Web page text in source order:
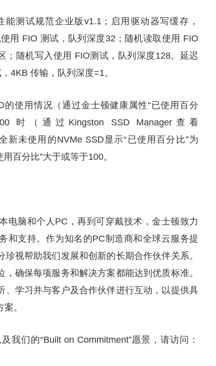
测试规范企业版v1.1；启用驱动器写缓存，
用 FIO 测试，队列深度32；随机读取使用 FIO
；随机写入使用 FIO测试，队列深度128。延迟
4KB 传输，队列深度=1。
使用情况（通过金士顿健康属性“已使用百分
时（通过Kingston SSD Manager查看
新未使用的NVMe SSD显示“已使用百分比”为
百分比”大于或等于100。
电脑和个人PC，再到可穿戴技术，金士顿致力
和支持。作为知名的PC制造商和全球云服务提
视帮助我们发展和创新的长期合作伙伴关系。
确保每项服务和解决方案都能达到优质标准。
、学习并与客户及合作伙伴进行互动，以提供具
。
我们的“Built on Commitment”愿景，请访问：